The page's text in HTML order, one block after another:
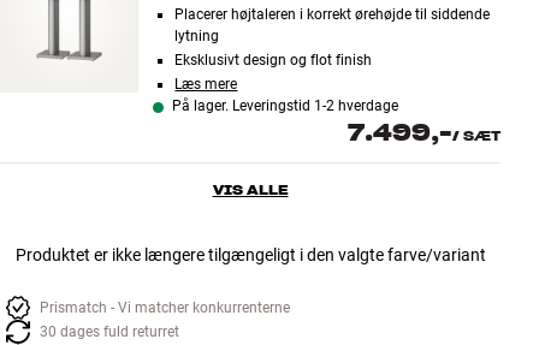
Placerer højtaleren i korrekt ørehøjde til siddende
lytning
Eksklusivt design og flot finish
Læs mere
På lager. Leveringstid 1-2 hverdage
7.499,-/ SÆT
VIS ALLE
Produktet er ikke længere tilgængeligt i den valgte farve/variant
Prismatch - Vi matcher konkurrenterne
30 dages fuld returret